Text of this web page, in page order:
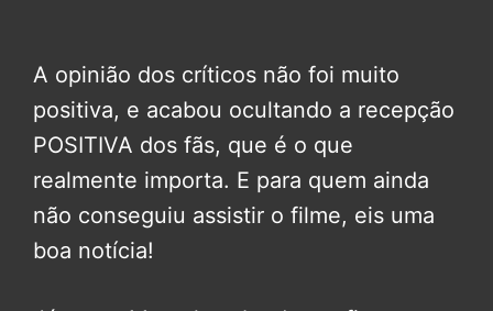
A opinião dos críticos não foi muito
positiva, e acabou ocultando a recepção
POSITIVA dos fãs, que é o que
realmente importa. E para quem ainda
não conseguiu assistir o filme, eis uma
boa notícia!